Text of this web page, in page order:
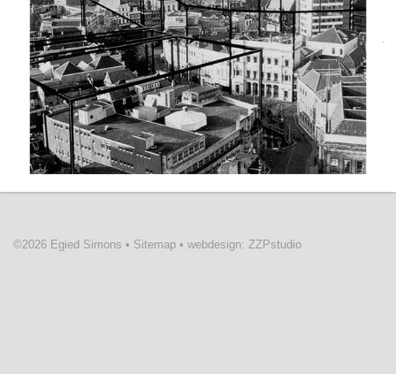
©2026 Egied Simons • Sitemap • webdesign: ZZPstudio